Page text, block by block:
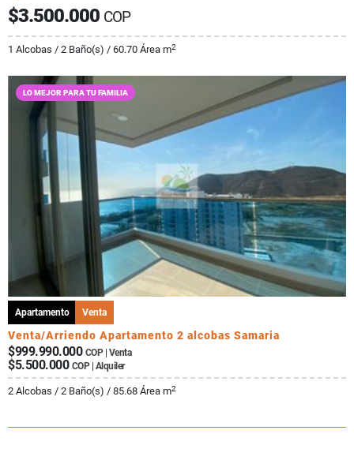
$3.500.000 COP
1 Alcobas / 2 Baño(s) / 60.70 Área m2
LO MEJOR PARA TU FAMILIA
Apartamento Venta
Venta/Arriendo Apartamento 2 alcobas Samaria
$999.990.000 COP | Venta
$5.500.000 COP | Alquiler
2 Alcobas / 2 Baño(s) / 85.68 Área m2